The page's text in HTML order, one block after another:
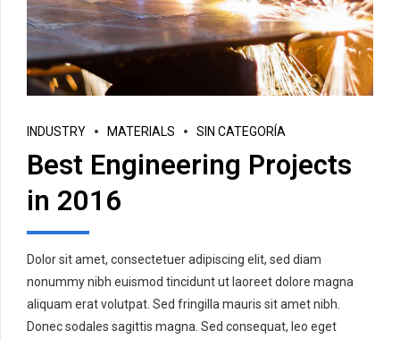
INDUSTRY MATERIALS SIN CATEGORÍA
Best Engineering Projects
in 2016
Dolor sit amet, consectetuer adipiscing elit, sed diam
nonummy nibh euismod tincidunt ut laoreet dolore magna
aliquam erat volutpat. Sed fringilla mauris sit amet nibh.
Donec sodales sagittis magna. Sed consequat, leo eget